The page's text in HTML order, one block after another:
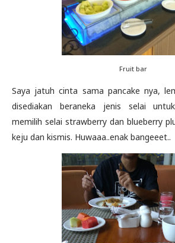
Fruit bar
Saya jatuh cinta sama pancake nya,
disediakan beraneka jenis selai
memilih selai strawberry dan blueberry
keju dan kismis. Huwaaa..enak bangeeet..